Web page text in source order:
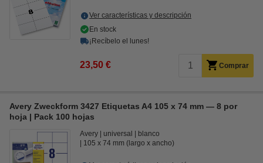
Ver características y descripción
En stock
¡Recíbelo el lunes!
23,50 € Comprar
Avery Zweckform 3427 Etiquetas A4 105 x 74 mm — 8 por
hoja | Pack 100 hojas
Avery universal
blanco
105 x 74 mm (largo x ancho)